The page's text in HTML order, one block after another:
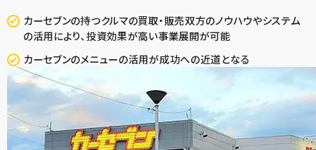
カーセブンの持つクルマの買取・販売双方のノウハウやシステム
の活用により、投資効果が高い事業展開が可能
カーセブンのメニューの活用が成功への近道となる